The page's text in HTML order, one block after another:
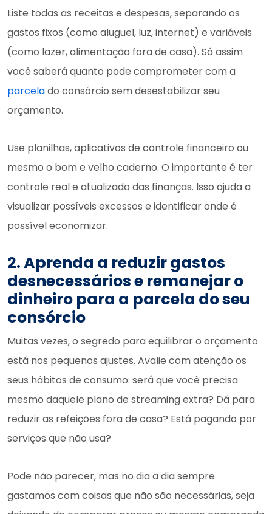
Liste todas as receitas e despesas, separando os
gastos fixos (como aluguel, luz, internet) e variáveis
(como lazer, alimentação fora de casa). Só assim
você saberá quanto pode comprometer com a
parcelado consórcio sem desestabilizar seu
orçamento.
Use planilhas, aplicativos de controle financeiro ou
mesmo o bom e velho caderno. O importante é ter
controle real e atualizado das finanças. Isso ajuda a
visualizar possíveis excessos e identificar onde é
possível economizar.
2. Aprenda a reduzir gastos
desnecessários e remanejar o
dinheiro para a parcela do seu
consórcio
Muitas vezes, o segredo para equilibrar o orçamento
está nos pequenos ajustes. Avalie com atenção os
seus hábitos de consumo: será que você precisa
mesmo daquele plano de streaming extra? Dá para
reduzir as refeições fora de casa? Está pagando por
serviços que não usa?
Pode não parecer, mas no dia a dia sempre
gastamos com coisas que não são necessárias, seja